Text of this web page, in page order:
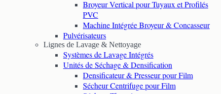
Broyeur Vertical pour Tuyaux et Profilés
PVC
Machine Intégrée Broyeur & Concasseur
Pulvérisateurs
Lignes de Lavage & Nettoyage
Systèmes de Lavage Intégrés
Unités de Séchage & Densification
Densificateur & Presseur pour Film
Sécheur Centrifuge pour Film